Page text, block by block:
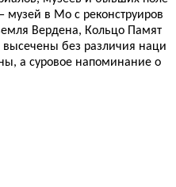
в Мо с реконструиров
Вердена, Кольцо Памят
без различия наци
а суровое напоминание о